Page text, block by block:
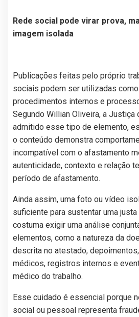
Rede social pode virar prova,
imagem isolada
Publicações feitas pelo próprio
sociais podem ser utilizadas
procedimentos internos e
Segundo Willian Oliveira, a Justiça
admitido esse tipo de elemento,
o conteúdo demonstra
incompatível com o afastamento
autenticidade, contexto e relação
período de afastamento.
Ainda assim, uma foto ou vídeo
suficiente para sustentar uma
costuma exigir uma análise
elementos, como a natureza da
descrita no atestado,
médicos, registros internos e
médico do trabalho.
Esse cuidado é essencial porque
social ou pessoal representa